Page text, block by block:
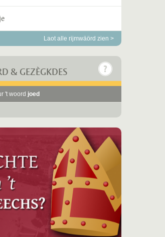
Laot alle rijmwäörd zien >
& GEZÈGKDES
't woord joed